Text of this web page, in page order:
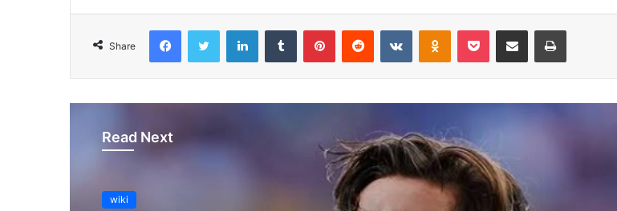
Share
FacebookTwitter LinkedInTumblr PinterestReddit VKontakteOdnoklassniki
Pocket Share via Email Print
Read Next
wiki
Barkha Trehan Height, Age,
Mykhailo Fedorov Age, Wife,
Family, Biography »